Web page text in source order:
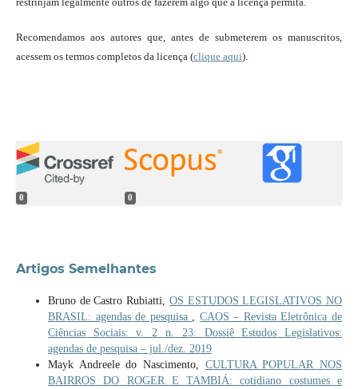
Recomendamos aos autores que, antes de submeterem os manuscritos,
acessem os termos completos da licença (clique aqui).
0 0
Artigos Semelhantes
Bruno de Castro Rubiatti, OS ESTUDOS LEGISLATIVOS NO
BRASIL: agendas de pesquisa
CAOS – Revista Eletrônica de
Ciências Sociais: v. 2 n. 23: Dossiê Estudos Legislativos:
agendas de pesquisa – jul./dez. 2019
Mayk Andreele do Nascimento, CULTURA POPULAR NOS
BAIRROS DO ROGER E TAMBIÁ: cotidiano costumes e